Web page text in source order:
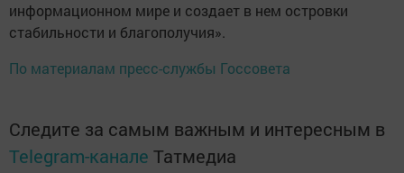
информационном мире и создает в нем островки
стабильности и благополучия».
По материалам пресс-службы Госсовета
Следите за самым важным и интересным в
Telegram-канале Татмедиа